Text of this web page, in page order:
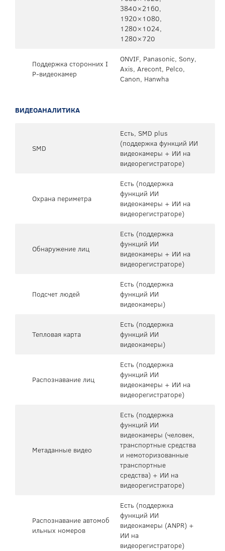
3840×2160,
1920×1080,
1280×1024,
1280×720
Поддержка сторонних I
P-видеокамер
ONVIF, Panasonic, Sony,
Axis, Arecont, Pelco,
Canon, Hanwha
ВИДЕОАНАЛИТИКА
SMD
Есть, SMD plus
(поддержка функций ИИ
видеокамеры + ИИ на
видеорегистраторе)
Охрана периметра
Есть (поддержка
функций ИИ
видеокамеры + ИИ на
видеорегистраторе)
Обнаружение лиц
Есть (поддержка
функций ИИ
видеокамеры + ИИ на
видеорегистраторе)
Подсчет людей
Есть (поддержка
функций ИИ
видеокамеры)
Тепловая карта
Есть (поддержка
функций ИИ
видеокамеры)
Распознавание лиц
Есть (поддержка
функций ИИ
видеокамеры + ИИ на
видеорегистраторе)
Метаданные видео
Есть (поддержка
функций ИИ
видеокамеры (человек,
транспортные средства
и немоторизованные
транспортные
средства) + ИИ на
видеорегистраторе)
Распознавание автомоб
ильных номеров
Есть (поддержка
функций ИИ
видеокамеры (ANPR) +
ИИ на
видеорегистраторе)